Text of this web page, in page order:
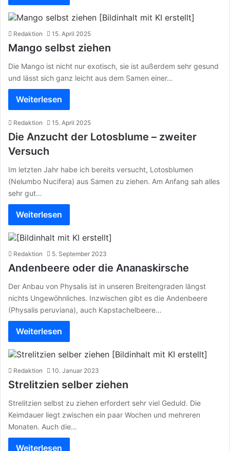
Redaktion 15. April 2025
Mango selbst ziehen
Die Mango ist nicht nur exotisch, sie ist außerdem sehr gesund
und lässt sich ganz leicht aus dem Samen einer…
Weiterlesen
Redaktion 15. April 2025
Die Anzucht der Lotosblume – zweiter
Versuch
Im letzten Jahr habe ich bereits versucht, Lotosblumen
(Nelumbo Nucifera) aus Samen zu ziehen. Am Anfang sah alles
sehr gut…
Weiterlesen
Redaktion 5. September 2023
Andenbeere oder die Ananaskirsche
Der Anbau von Physalis ist in unseren Breitengraden längst
nichts Ungewöhnliches. Inzwischen gibt es die Andenbeere
(Physalis peruviana), auch Kapstachelbeere…
Weiterlesen
Redaktion 10. Januar 2023
Strelitzien selber ziehen
Strelitzien selbst zu ziehen erfordert sehr viel Geduld. Die
Keimdauer liegt zwischen ein paar Wochen und mehreren
Monaten. Auch die…
Weiterlesen